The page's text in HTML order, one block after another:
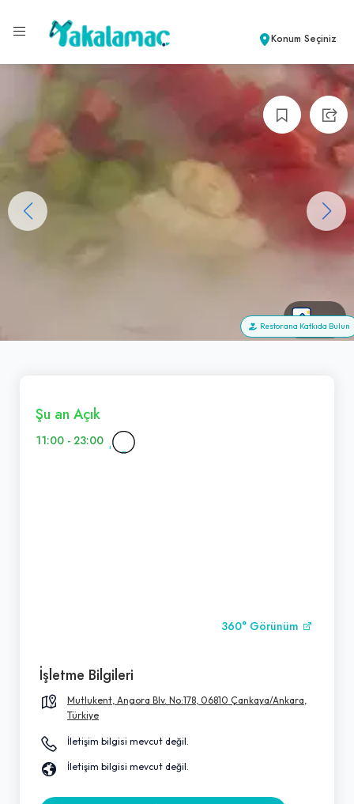
Konum Seçiniz
+21
Restorana Katkıda Bulun
Şu an Açık
11:00 - 23:00
360° Görünüm
İşletme Bilgileri
Mutlukent, Angora Blv. No:178, 06810 Çankaya/Ankara,
Türkiye
İletişim bilgisi mevcut değil.
İletişim bilgisi mevcut değil.